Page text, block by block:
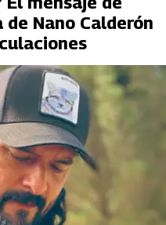
Nano Calderón